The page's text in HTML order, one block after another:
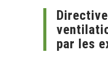
par les